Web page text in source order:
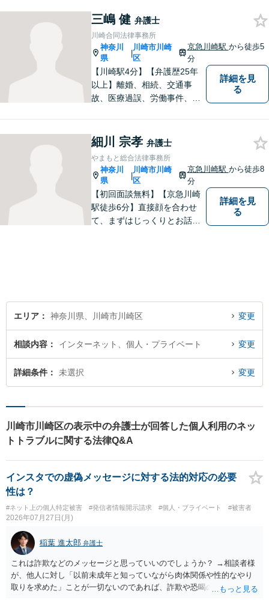
速な対応が求められる場合に
は、複数名の弁護士で対応い
たします。まずはお気軽にご
相談を！
三嶋 健 弁護士
川崎合同法律事務所
神奈川
県
|
川崎市川崎
区
京急川崎駅 から徒歩5
分
【川崎駅4分】【弁護歴25年
以上】離婚、相続、交通事
故、医療過誤、労働事件、会
皆様を守れるよう尽力してい
ます。人権を守りながら社会
の役に立つことがやりがいで
す。【後払いOK】
詳細を見
る
細川 宗孝 弁護士
やまもと総合法律事務所
神奈川
県
|
川崎市川崎
区
京急川崎駅 から徒歩8
分
【初回面談無料】【京急川崎
駅徒歩6分】直接顔を合わせ
て、まずはじっくりとお話を
予約】
詳細を見
る
エリア 神奈川県、川崎市川崎区 変更
相談内容 インターネット、個人・プライベート 変更
詳細条件 未選択 変更
川崎市川崎区の表示中の弁護士が回答した個人利用のネッ
トトラブルに関する法律Q&A
インスタでの虚偽メッセージに対する法的対応の必要
性は？
#ネット上の個人特定被害 #発信者情報開示請求 #個人・プライベート #被害者
2026年07月27日(月)
稲葉 進太郎 弁護士
これは詐欺などのメッセージと思っていいのでしょうか？ →相談者様
が、他人に対し「以前未成年と知っていながら肉体関係や性的なやり
取りを求めた」ことが一切ないのであれば、詐欺や恐喝の可能性が高